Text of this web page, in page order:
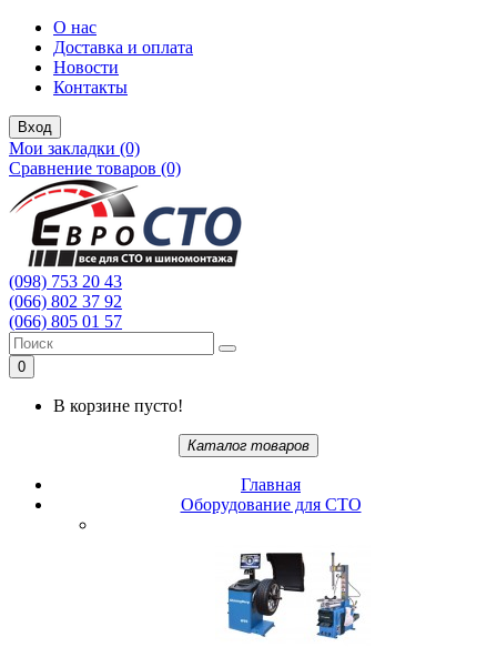
О нас
Доставка и оплата
Новости
Контакты
Вход
Мои закладки (0)
Сравнение товаров (0)
(098) 753 20 43
(066) 802 37 92
(066) 805 01 57
0
В корзине пусто!
Каталог товаров
Главная
Oбopудoвaниe для CTO